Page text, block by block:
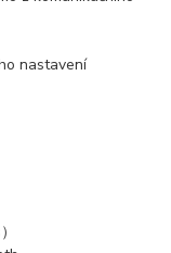
nastavení